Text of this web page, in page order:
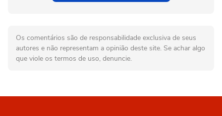
Os comentários são de responsabilidade exclusiva de seus
autores e não representam a opinião deste site. Se achar algo
que viole os termos de uso, denuncie.